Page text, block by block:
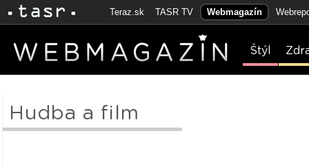
Teraz.sk TASR TV Webmagazín
Štýl
Hudba a film